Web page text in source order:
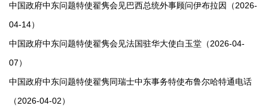
中国政府中东问题特使翟隽会见巴西总统外事顾问伊布拉因（2026-
04-14）
中国政府中东问题特使翟隽会见法国驻华大使白玉堂（2026-04-
07）
中国政府中东问题特使翟隽同瑞士中东事务特使布鲁尔哈特通电话
（2026-04-02）